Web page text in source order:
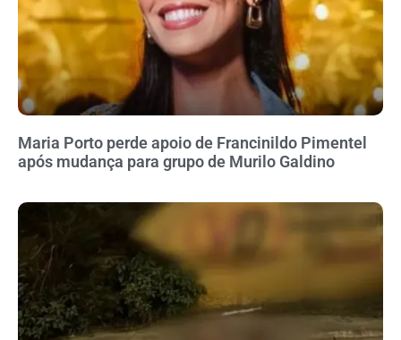
Maria Porto perde apoio de Francinildo Pimentel
após mudança para grupo de Murilo Galdino